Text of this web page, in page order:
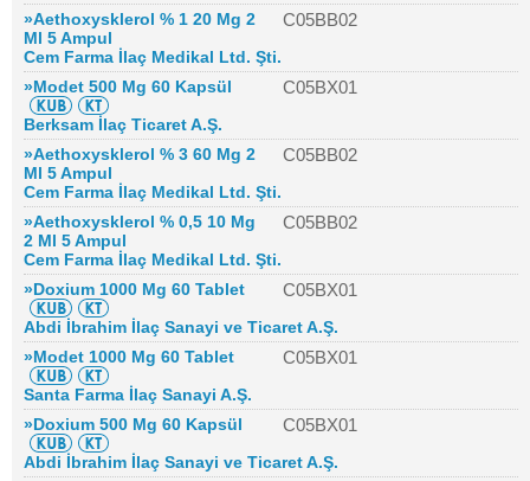
»Aethoxysklerol % 1 20 Mg 2
Ml 5 Ampul
C05BB02
Cem Farma İlaç Medikal Ltd. Şti.
»Modet 500 Mg 60 Kapsül
C05BX01
Berksam İlaç Ticaret A.Ş.
»Aethoxysklerol % 3 60 Mg 2
Ml 5 Ampul
C05BB02
Cem Farma İlaç Medikal Ltd. Şti.
»Aethoxysklerol % 0,5 10 Mg
2 Ml 5 Ampul
C05BB02
Cem Farma İlaç Medikal Ltd. Şti.
»Doxium 1000 Mg 60 Tablet
C05BX01
Abdi İbrahim İlaç Sanayi ve Ticaret A.Ş.
»Modet 1000 Mg 60 Tablet
C05BX01
Santa Farma İlaç Sanayi A.Ş.
»Doxium 500 Mg 60 Kapsül
C05BX01
Abdi İbrahim İlaç Sanayi ve Ticaret A.Ş.